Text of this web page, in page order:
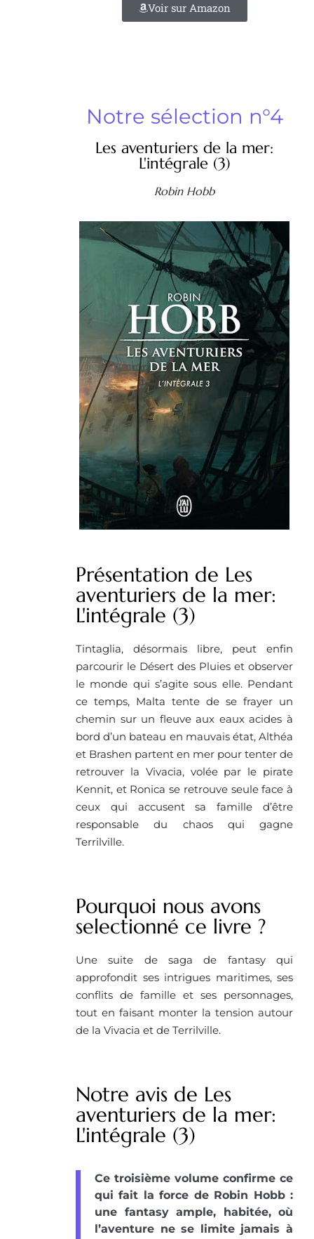
Voir sur Amazon
Notre sélection n°4
Les aventuriers de la mer:
L'intégrale (3)
Robin Hobb
Présentation de Les
aventuriers de la mer:
L'intégrale (3)
Tintaglia, désormais libre, peut enfin
parcourir le Désert des Pluies et observer
le monde qui s’agite sous elle. Pendant
ce temps, Malta tente de se frayer un
chemin sur un fleuve aux eaux acides à
bord d’un bateau en mauvais état, Althéa
et Brashen partent en mer pour tenter de
retrouver la Vivacia, volée par le pirate
Kennit, et Ronica se retrouve seule face à
ceux qui accusent sa famille d’être
responsable du chaos qui gagne
Terrilville.
Pourquoi nous avons
selectionné ce livre ? ​
Une suite de saga de fantasy qui
approfondit ses intrigues maritimes, ses
conflits de famille et ses personnages,
tout en faisant monter la tension autour
de la Vivacia et de Terrilville.
Notre avis de Les
aventuriers de la mer:
L'intégrale (3)
Ce troisième volume confirme ce
qui fait la force de Robin Hobb :
une fantasy ample, habitée, où
l’aventure ne se limite jamais à